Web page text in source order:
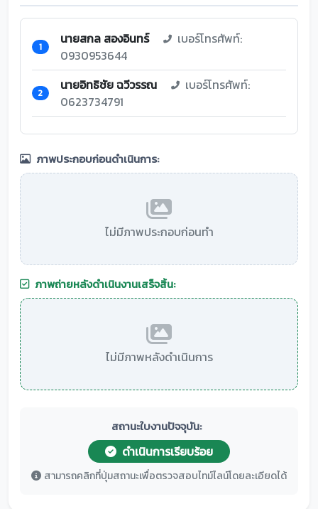
1 นายสกล สองอินทร์
เบอร์โทรศัพท์:
0930953644
2 นายอิทธิชัย ฉวีวรรณ
เบอร์โทรศัพท์:
0623734791
ภาพประกอบก่อนดำเนินการ:
ไม่มีภาพประกอบก่อนทำ
ภาพถ่ายหลังดำเนินงานเสร็จสิ้น:
ไม่มีภาพหลังดำเนินการ
สถานะใบงานปัจจุบัน:
ดำเนินการเรียบร้อย
สามารถคลิกที่ปุ่มสถานะเพื่อตรวจสอบไทม์ไลน์โดยละเอียดได้